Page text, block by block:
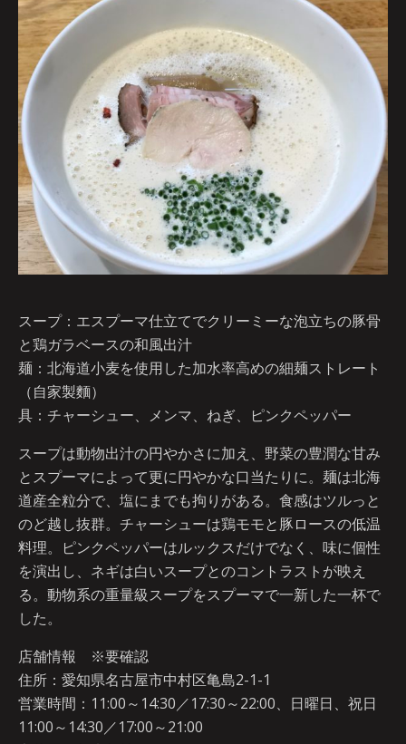
スープ：エスプーマ仕立てでクリーミーな泡立ちの豚骨
と鶏ガラベースの和風出汁
麺：北海道小麦を使用した加水率高めの細麺ストレート
（自家製麵）
具：チャーシュー、メンマ、ねぎ、ピンクペッパー
スープは動物出汁の円やかさに加え、野菜の豊潤な甘み
とスプーマによって更に円やかな口当たりに。麺は北海
道産全粒分で、塩にまでも拘りがある。食感はツルっと
のど越し抜群。チャーシューは鶏モモと豚ロースの低温
料理。ピンクペッパーはルックスだけでなく、味に個性
を演出し、ネギは白いスープとのコントラストが映え
る。動物系の重量級スープをスプーマで一新した一杯で
した。
店舗情報 ※要確認
住所：愛知県名古屋市中村区亀島2-1-1
営業時間：11:00～14:30／17:30～22:00、日曜日、祝日
11:00～14:30／17:00～21:00